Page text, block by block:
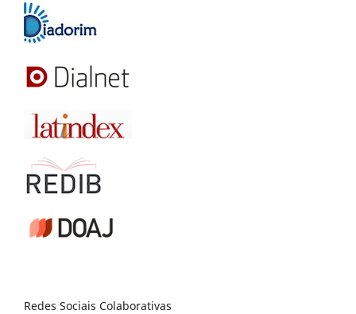
Redes Sociais Colaborativas